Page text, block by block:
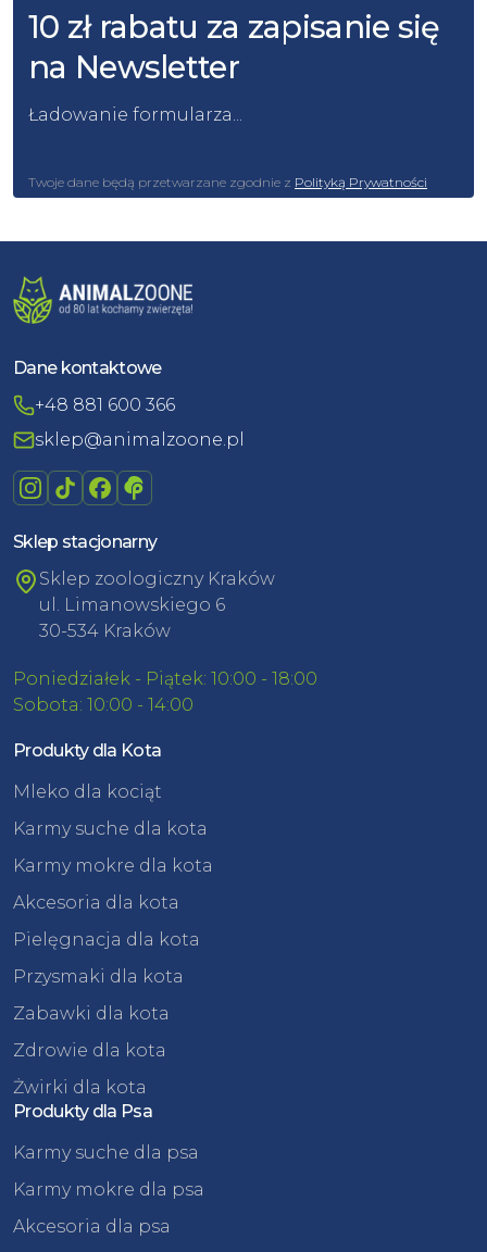
10 zł rabatu za zapisanie się
na Newsletter
Ładowanie formularza...
Twoje dane będą przetwarzane zgodnie z Polityką Prywatności
Dane kontaktowe
+48 881 600 366
sklep@animalzoone.pl
Sklep stacjonarny
Sklep zoologiczny Kraków
ul. Limanowskiego 6
30-534 Kraków
Poniedziałek - Piątek: 10:00 - 18:00
Sobota: 10:00 - 14:00
Produkty dla Kota
Mleko dla kociąt
Karmy suche dla kota
Karmy mokre dla kota
Akcesoria dla kota
Pielęgnacja dla kota
Przysmaki dla kota
Zabawki dla kota
Zdrowie dla kota
Żwirki dla kota
Produkty dla Psa
Karmy suche dla psa
Karmy mokre dla psa
Akcesoria dla psa